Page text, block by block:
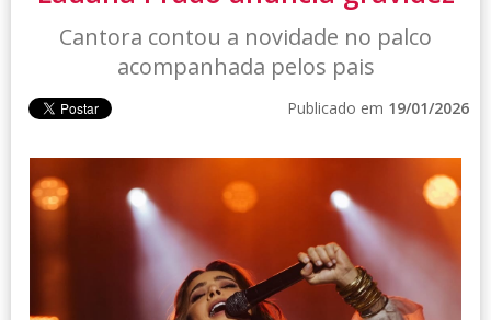
Cantora contou a novidade no palco
acompanhada pelos pais
Publicado em 19/01/2026